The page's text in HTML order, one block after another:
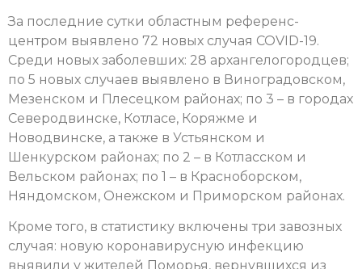
За последние сутки областным референс-
центром выявлено 72 новых случая COVID-19.
Среди новых заболевших: 28 архангелогородцев;
по 5 новых случаев выявлено в Виноградовском,
Мезенском и Плесецком районах; по 3 – в городах
Северодвинске, Котласе, Коряжме и
Новодвинске, а также в Устьянском и
Шенкурском районах; по 2 – в Котласском и
Вельском районах; по 1 – в Красноборском,
Няндомском, Онежском и Приморском районах.
Кроме того, в статистику включены три завозных
случая: новую коронавирусную инфекцию
выявили у жителей Поморья, вернувшихся из